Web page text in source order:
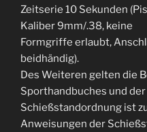
Zeitserie 10 Sekunden
Kaliber 9mm/.38, keine
Formgriffe erlaubt,
beidhändig).
Des Weiteren gelten die
Sporthandbuches und
Schießstandordnung ist
Anweisungen der